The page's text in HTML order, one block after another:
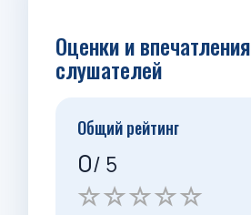
Оценки и впечатления
слушателей
Общий рейтинг
0/ 5